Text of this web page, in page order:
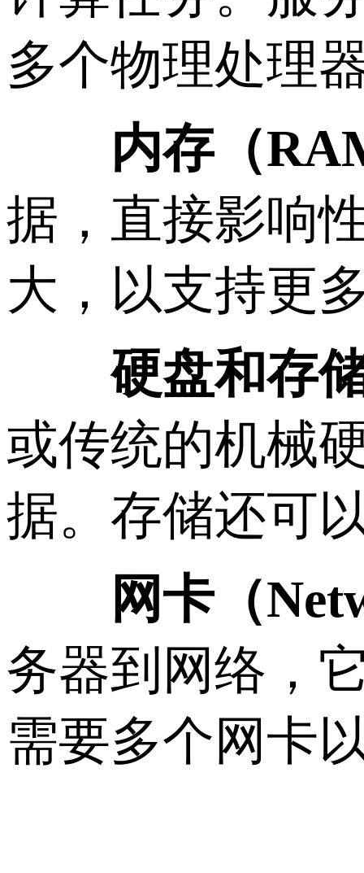
多个物理处理
内存（
据，直接影响
大，以支持更
硬盘和存
或传统的机械
据。存储还可
网卡（
务器到网络，
需要多个网卡